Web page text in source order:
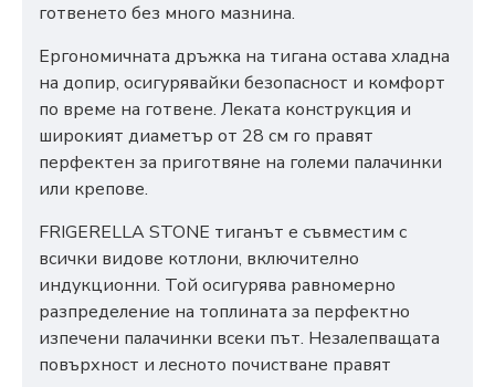
готвенето без много мазнина.
Ергономичната дръжка на тигана остава хладна
на допир, осигурявайки безопасност и комфорт
по време на готвене. Леката конструкция и
широкият диаметър от 28 см го правят
перфектен за приготвяне на големи палачинки
или крепове.
FRIGERELLA STONE тиганът е съвместим с
всички видове котлони, включително
индукционни. Той осигурява равномерно
разпределение на топлината за перфектно
изпечени палачинки всеки път. Незалепващата
повърхност и лесното почистване правят